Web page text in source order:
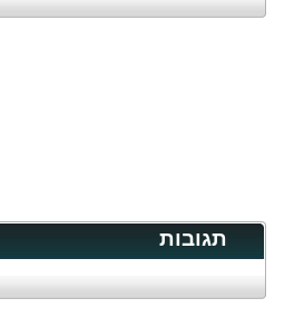
תגובות